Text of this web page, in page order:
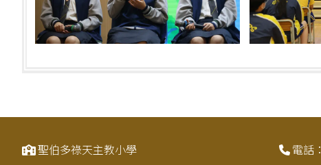
聖伯多祿天主教小學 電話：